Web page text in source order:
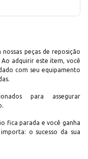
peças de reposição
adquirir este item, você
com seu equipamento
para assegurar
fica parada e você ganha
o sucesso da sua